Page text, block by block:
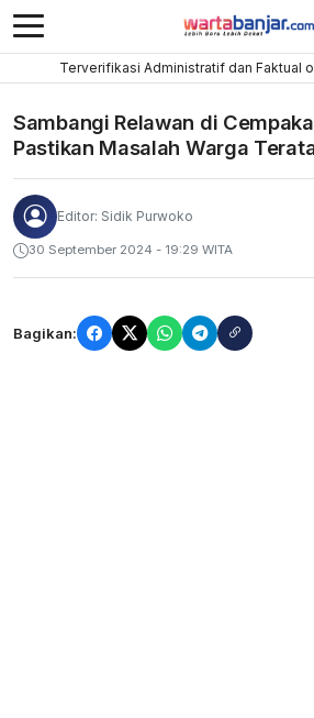
Terverifikasi Administratif dan Faktual
Sambangi Relawan di
Pastikan Masalah Warga
Editor: Sidik Purwoko
30 September 2024 - 19:29 WITA
Bagikan: